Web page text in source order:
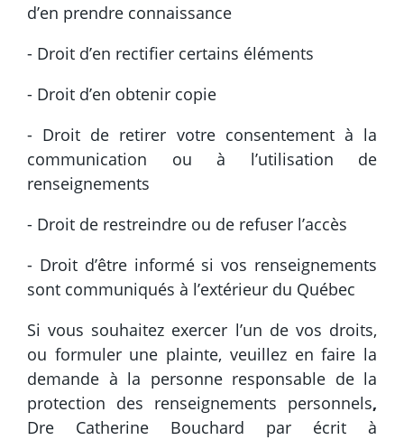
d’en prendre connaissance
- Droit d’en rectifier certains éléments
- Droit d’en obtenir copie
- Droit de retirer votre consentement à la
communication ou à l’utilisation de
renseignements
- Droit de restreindre ou de refuser l’accès
- Droit d’être informé si vos renseignements
sont communiqués à l’extérieur du Québec
Si vous souhaitez exercer l’un de vos droits,
ou formuler une plainte, veuillez en faire la
demande à la personne responsable de la
protection des renseignements personnels,
Dre Catherine Bouchard par écrit à